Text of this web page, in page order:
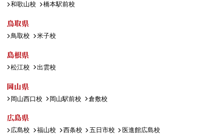
和歌山校 橋本駅前校
鳥取県
鳥取校 米子校
島根県
松江校 出雲校
岡山県
岡山西口校 岡山駅前校 倉敷校
広島県
広島校 福山校 西条校 五日市校 医進館広島校